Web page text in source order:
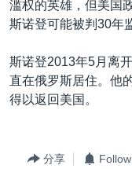
重要讲话与声明
南中国海争端
关注西藏
GEN Z 看美国
其他语言网站
滥权的英雄，但美国
斯诺登可能被判30年
斯诺登2013年5月离
直在俄罗斯居住。他
得以返回美国。
分享